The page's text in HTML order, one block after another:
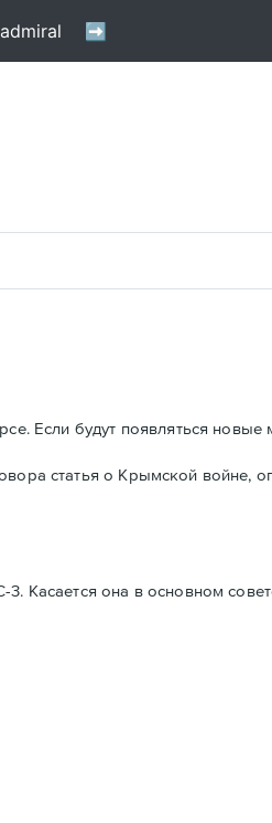
Если будут появляться новые
статья о Крымской войне,
она в основном